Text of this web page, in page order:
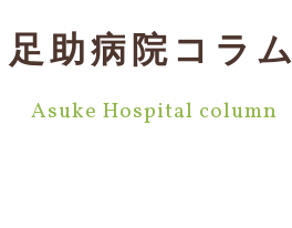
足助病院コラム
Asuke Hospital column